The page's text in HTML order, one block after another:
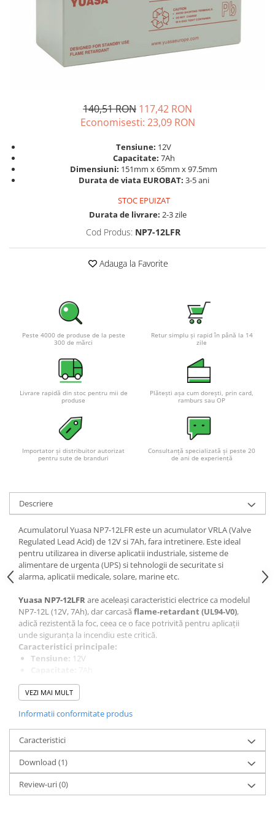
Redresoare, incarcatoare si testere
Redresoare auto, moto, barci si
140,51 RON 117,42 RON
Economisesti: 23,09 RON
Tensiune: 12V
Capacitate: 7Ah
Dimensiuni: 151mm x 65mm x 97.5mm
Durata de viata EUROBAT: 3-5 ani
STOC EPUIZAT
Durata de livrare: 2-3 zile
Cod Produs: NP7-12LFR
Adauga la Favorite
Peste 4000 de produse de la peste
300 de mărci
Retur simplu și rapid în până la 14
zile
Livrare rapidă din stoc pentru mii de
produse
Plătești așa cum dorești, prin card,
ramburs sau OP
Importator și distribuitor autorizat
pentru sute de branduri
Consultanță specializată și peste 20
de ani de experiență
Descriere
Acumulatorul Yuasa NP7-12LFR este un acumulator VRLA (Valve
Regulated Lead Acid) de 12V si 7Ah, fara intretinere. Este ideal
pentru utilizarea in diverse aplicatii industriale, sisteme de
alimentare de urgenta (UPS) si tehnologii de securitate si
alarma, aplicatii medicale, solare, marine etc.
Yuasa NP7-12LFRare aceleași caracteristici electrice ca modelul
NP7-12L (12V, 7Ah), dar carcasă flame‑retardant (UL94‑V0),
adică rezistentă la foc, ceea ce o face potrivită pentru aplicații
unde siguranța la incendiu este critică.
Caracteristici principale:
Tensiune: 12V
Tehnologie:Plumb-acid
Conectori:Faston 6.3mm
Durata de viata EUROBAT:
Greutate:2.2kg
Constructie:
Durata lunga de viata:Grile de plumb-calciu pentru o
durata de viata superioara
Autodescarcare redusa:Design cu supapa reglata pentru o
autodescarcare minima
Reincarcabil:Recuperare buna dupa descarcare profunda
VEZI MAI MULT
Informatii conformitate produs
Caracteristici
Download (1)
Review-uri(0)